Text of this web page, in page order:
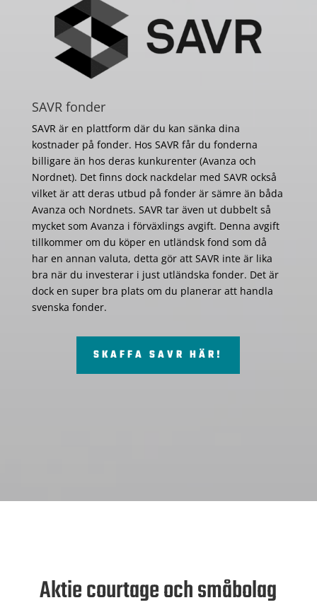
SAVR fonder
SAVR är en plattform där du kan sänka dina
kostnader på fonder. Hos SAVR får du fonderna
billigare än hos deras kunkurenter (Avanza och
Nordnet). Det finns dock nackdelar med SAVR också
vilket är att deras utbud på fonder är sämre än båda
Avanza och Nordnets. SAVR tar även ut dubbelt så
mycket som Avanza i förväxlings avgift. Denna avgift
tillkommer om du köper en utländsk fond som då
har en annan valuta, detta gör att SAVR inte är lika
bra när du investerar i just utländska fonder. Det är
dock en super bra plats om du planerar att handla
svenska fonder.
SKAFFA SAVR HÄR!
Aktie courtage och småbolag